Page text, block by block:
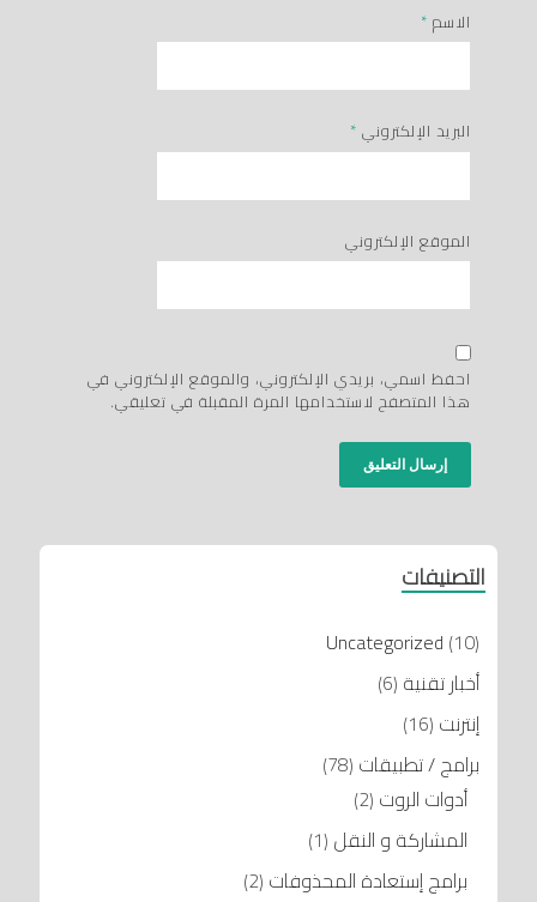
الاسم *
البريد الإلكتروني *
الموقع الإلكتروني
احفظ اسمي، بريدي الإلكتروني، والموقع الإلكتروني في
هذا المتصفح لاستخدامها المرة المقبلة في تعليقي.
التصنيفات
Uncategorized (10)
أخبار تقنية (6)
إنترنت (16)
برامج / تطبيقات (78)
أدوات الروت (2)
المشاركة و النقل (1)
برامج إستعادة المحذوفات (2)